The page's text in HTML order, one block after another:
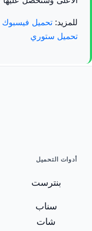
للمزيد: تحميل فيسبوك
تحميل ستوري
أدوات التحميل
بنترست
سناب
شات